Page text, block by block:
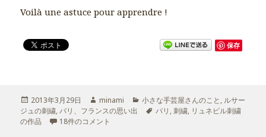
Voilà une astuce pour apprendre !
保存
投
稿
日:
2013年3月29日
作
成
者
minami
カ
テ
小さな手芸屋さんのこと,ルサー
ジュの刺繍,パリ、フランスの思い出
タ
パリ,刺繍, リュネビル刺繍
の作品
刺繍留学のために必要なこと への
18件のコメント